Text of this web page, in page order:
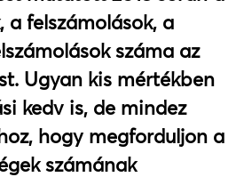
a felszámolások, a
száma az
Ugyan kis mértékben
kedv is, de mindez
hogy megforduljon a
számának